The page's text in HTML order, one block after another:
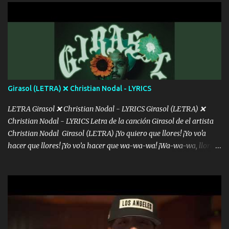
menos se prudente Hoy me sabe a mierda, traigo un Balvin en los
dientes Por falta de empatía le toca ser resiliente ¿Acaso eres
consciente de los followers que mueves? Parcerito, abre los ojos y
ve el poder que tienes Otro chiste malo son los nombres de tus
álbum's "José, vibras colores con la energía del diablo " ¿Si ...
Girasol (LETRA) ❌ Christian Nodal - LYRICS
LETRA Girasol ❌ Christian Nodal - LYRICS Girasol (LETRA) ❌
Christian Nodal - LYRICS Letra de la canción Girasol de el artista
Christian Nodal Girasol (LETRA) ¡Yo quiero que llores! ¡Yo vo'a
hacer que llores! ¡Yo vo’a hacer que wa-wa-wa! ¡Wa-wa-wa, llores!
intentas rimar Pobre payaso que usa a todo el mundo pa' conectar
con la gente Dices "Latino Gang" pero pisas a to'a tu gente Pa’ dar
mensajes, m'ijo, hay quе ser coherentеs Si tú no eres artista, al